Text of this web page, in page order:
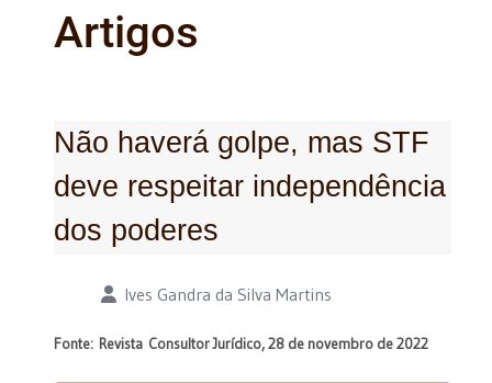
Artigos
Não haverá golpe, mas STF
deve respeitar independência
dos poderes
Detalhes Ives Gandra da Silva Martins
Fonte: Revista Consultor Jurídico, 28 de novembro de 2022